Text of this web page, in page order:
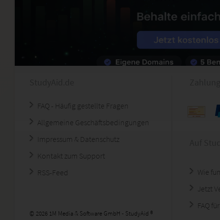
FAQ - Häufig gestellte Fragen
Allgemeine Geschäftsbedingungen
Impressum & Datenschutz
Kontakt zum Support
RSS-Feed
© 2026 1M Media & Software GmbH - StudyAid ®
Wie
Jetzt
FAQ